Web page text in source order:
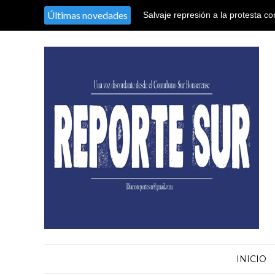
Últimas novedades
Salvaje represión a la protesta
El nieto recuperado N° 128
INICIO